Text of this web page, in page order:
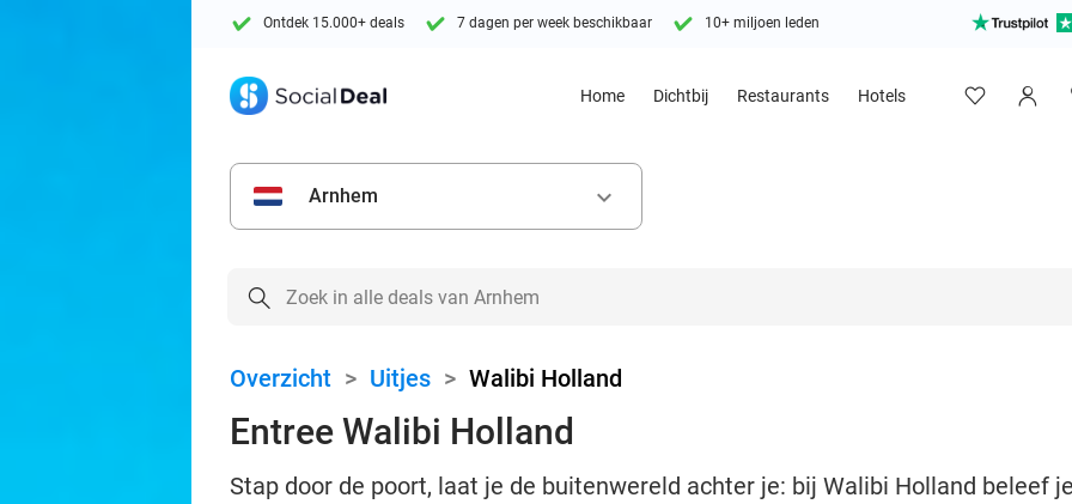
Ontdek 15.000+ deals 7 dagen per week beschikbaar 10+ miljoen leden
Home Dichtbij Restaurants Hotels
Arnhem keyboard_arrow_down
Overzicht > Uitjes > Walibi Holland
Entree Walibi Holland
Stap door de poort, laat je de buitenwereld achter je: bij Walibi Holland beleef